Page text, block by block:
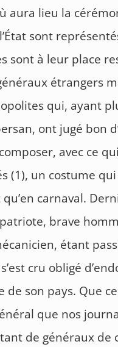
aura lieu la
sont
sont à leur place
étrangers
qui, ayant
ont jugé bon
avec ce
(1), un costume
carnaval.
brave
étant
s’est cru obligé
de son pays. Que
que nos
de généraux de